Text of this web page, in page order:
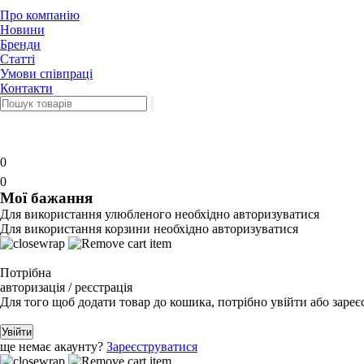
Про компанію
Новини
Бренди
Статті
Умови співпраці
Контакти
0
0
Мої бажання
Для використання улюбленого необхідно авторизуватися
Для використання корзини необхідно авторизуватися
Потрібна
авторизація / реєстрація
Для того щоб додати товар до кошика, потрібно увійти або
Увійти
ще немає акаунту? Зареєструватися